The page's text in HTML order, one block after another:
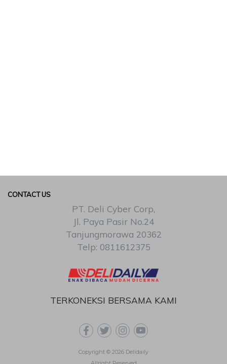
TERKONEKSI BERSAMA KAMI
Copyright © 2026 Delidaily
CONTACT US
PT. Deli Cyber Corp,
Jl. Paya Pasir No.24
Tanjungmorawa 20362
Telp: 0811612375